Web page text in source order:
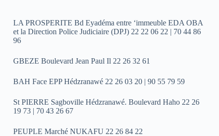
LA PROSPERITE Bd Eyadéma entre ‘immeuble EDA OBA
et la Direction Police Judiciaire (DPJ) 22 22 06 22 | 70 44 86
96
GBEZE Boulevard Jean Paul Il 22 26 32 61
BAH Face EPP Hédzranawé 22 26 03 20 | 90 55 79 59
St PIERRE Sagboville Hédzranawé. Boulevard Haho 22 26
19 73 | 70 43 26 67
PEUPLE Marché NUKAFU 22 26 84 22